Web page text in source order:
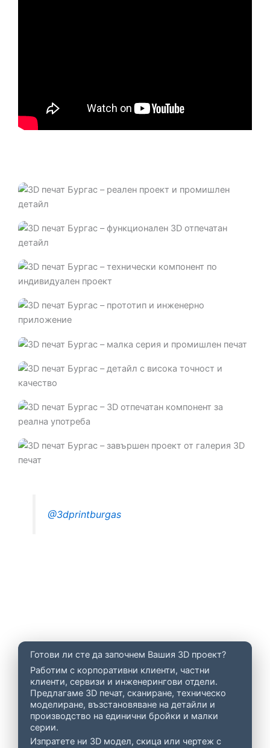
@3dprintburgas
Готови ли сте да започнем Вашия 3D проект?
Работим с корпоративни клиенти, частни
клиенти, сервизи и инженерингови отдели.
Предлагаме 3D печат, сканиране, техническо
моделиране, възстановяване на детайли и
производство на единични бройки и малки
серии.
Изпратете ни 3D модел, скица или чертеж с